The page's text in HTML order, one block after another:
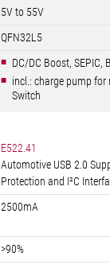
5V to 55V
QFN32L5
DC/DC Boost, SEPIC,
incl.: charge pump for
Switch
E522.41
Automotive USB 2.0
Protection and I²C
2500mA
>90%